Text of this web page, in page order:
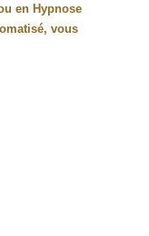
en Hypnose
vous